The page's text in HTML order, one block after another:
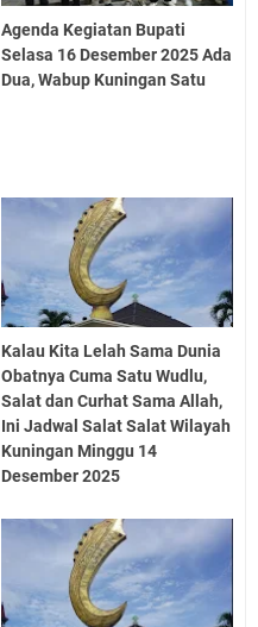
Agenda Kegiatan Bupati
Selasa 16 Desember 2025 Ada
Dua, Wabup Kuningan Satu
Kalau Kita Lelah Sama Dunia
Obatnya Cuma Satu Wudlu,
Salat dan Curhat Sama Allah,
Ini Jadwal Salat Salat Wilayah
Kuningan Minggu 14
Desember 2025